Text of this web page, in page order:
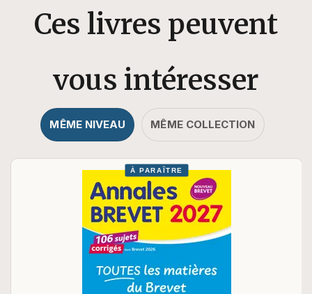
Ces livres peuvent
vous intéresser
MÊME NIVEAU MÊME COLLECTION
À PARAÎTRE